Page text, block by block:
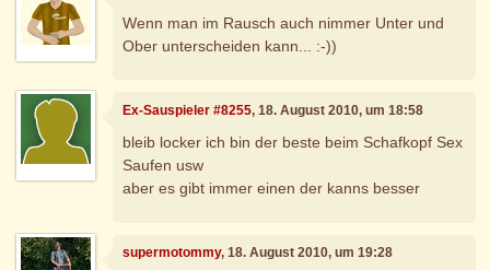
Wenn man im Rausch auch nimmer Unter und
Ober unterscheiden kann... :-))
Ex-Sauspieler #8255, 18. August 2010, um 18:58
bleib locker ich bin der beste beim Schafkopf Sex
Saufen usw
aber es gibt immer einen der kanns besser
supermotommy, 18. August 2010, um 19:28